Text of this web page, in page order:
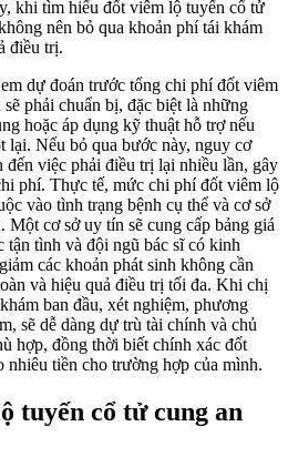
khi tìm hiểu đốt viêm lộ tuyến cổ tử
nên bỏ qua khoản phí tái khám
điều trị.
dự đoán trước tổng chi phí đốt viêm
phải chuẩn bị, đặc biệt là những
hoặc áp dụng kỹ thuật hỗ trợ nếu
lại. Nếu bỏ qua bước này, nguy cơ
đến việc phải điều trị lại nhiều lần, gây
phí. Thực tế, mức chi phí đốt viêm lộ
vào tình trạng bệnh cụ thể và cơ sở
Một cơ sở uy tín sẽ cung cấp bảng giá
tận tình và đội ngũ bác sĩ có kinh
các khoản phát sinh không cần
và hiệu quả điều trị tối đa. Khi chị
ban đầu, xét nghiệm, phương
sẽ dễ dàng dự trù tài chính và chủ
hợp, đồng thời biết chính xác đốt
nhiêu tiền cho trường hợp của mình.
tuyến cổ tử cung an